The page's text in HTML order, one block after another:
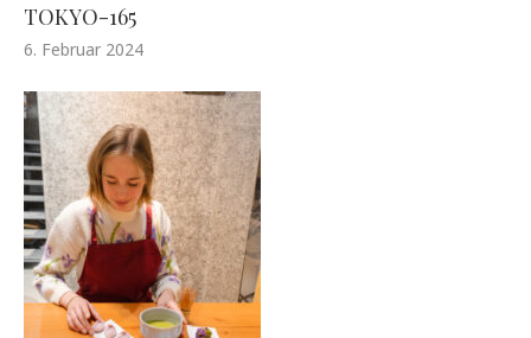
TOKYO-165
6. Februar 2024